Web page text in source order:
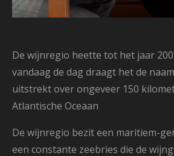
De wijnregio heette tot het jaar
vandaag de dag draagt het de
uitstrekt over ongeveer 150
Atlantische Oceaan
De wijnregio bezit een maritiem-
een constante zeebries die de